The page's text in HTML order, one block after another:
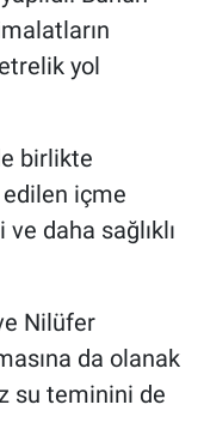
yol
birlikte
edilen içme
daha sağlıklı
Nilüfer
da olanak
su teminini de